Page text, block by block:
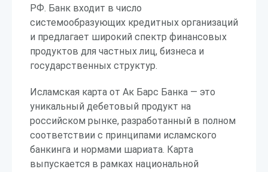
РФ. Банк входит в число
системообразующих кредитных организаций
и предлагает широкий спектр финансовых
продуктов для частных лиц, бизнеса и
государственных структур.
Исламская карта от Ак Барс Банка — это
уникальный дебетовый продукт на
российском рынке, разработанный в полном
соответствии с принципами исламского
банкинга и нормами шариата. Карта
выпускается в рамках национальной